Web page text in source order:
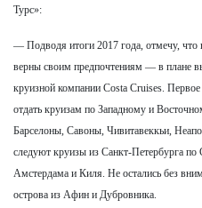
Турс»:
— Подводя итоги 2017 года, отмечу, что
верны своим предпочтениям — в плане
круизной компании Costa Cruises.
отдать круизам по Западному и
Барселоны, Савоны, Чивитавеккьи,
следуют круизы из Санкт-Петербурга
Амстердама и Киля. Не остались без
острова из Афин и Дубровника.